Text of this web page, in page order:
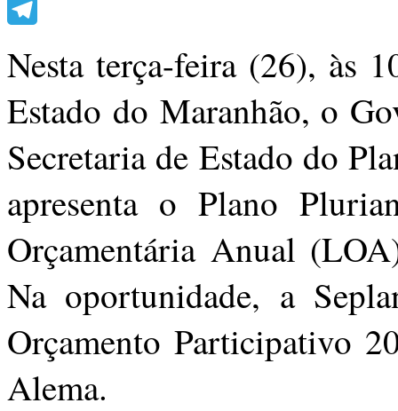
WhatsApp
Nesta terça-feira (26), às
Estado do Maranhão, o
Secretaria de Estado do
apresenta o Plano
Orçamentária Anual
Na oportunidade, a
Orçamento Participativo
Alema.